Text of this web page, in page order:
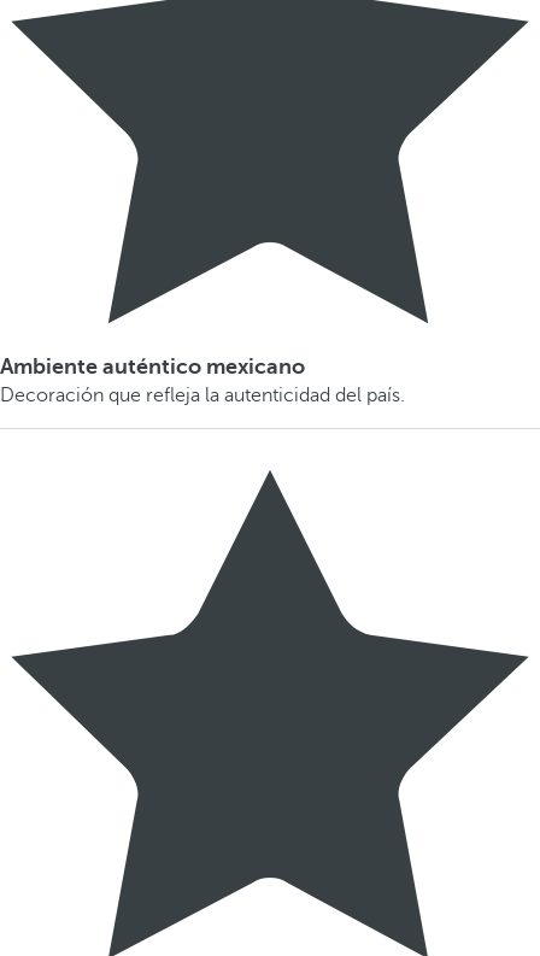
Ambiente auténtico mexicano
Decoración que refleja la autenticidad del país.